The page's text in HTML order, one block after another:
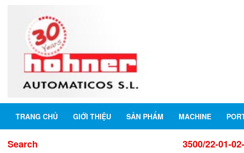
TRANG CHỦ GIỚI THIỆU SẢN PHẨM MACHINE
Search 3500/22-01-